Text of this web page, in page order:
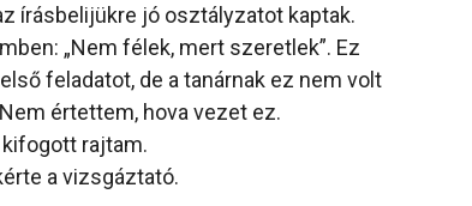
írásbelijükre jó osztályzatot kaptak.
„Nem félek, mert szeretlek”. Ez
feladatot, de a tanárnak ez nem volt
értettem, hova vezet ez.
rajtam.
a vizsgáztató.